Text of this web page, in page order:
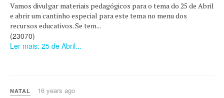
Vamos divulgar materiais pedagógicos para o tema do 25 de Abril
e abrir um cantinho especial para este tema no menu dos
recursos educativos. Se tem...
(23070)
Ler mais: 25 de Abril...
NATAL 16 years ago